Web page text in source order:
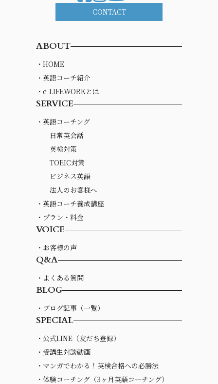
CONTACT
ABOUT
・HOME
・英語コーチ紹介
・e-LIFEWORKとは
SERVICE
・英語コーチング
日常英会話
英検対策
TOEIC対策
ビジネス英語
法人のお客様へ
・英語コーチ養成講座
・プラン・料金
VOICE
・お客様の声
Q&A
・よくある質問
BLOG
・ブログ記事（一覧）
SPECIAL
・公式LINE（友だち登録）
・受講生対談動画
・マンガでわかる！英検合格への必勝法
・体験コーチング（3ヶ月英語コーチング）